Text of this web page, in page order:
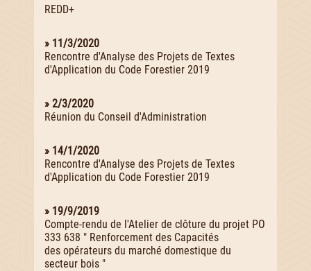
REDD+
» 11/3/2020
Rencontre d'Analyse des Projets de Textes
d'Application du Code Forestier 2019
» 2/3/2020
Réunion du Conseil d'Administration
» 14/1/2020
Rencontre d'Analyse des Projets de Textes
d'Application du Code Forestier 2019
» 19/9/2019
Compte-rendu de l'Atelier de clôture du projet PO
333 638 " Renforcement des Capacités
des opérateurs du marché domestique du
secteur bois "